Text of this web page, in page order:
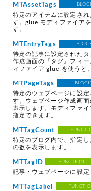
MTAssetTags
特定のアイテムに設定さ
す。glue モディファイア
す。
MTEntryTags
特定の記事に設定された
作成画面の『タグ』フィ
ィファイア glue を使うと
MTPageTags BLOCK
特定のウェブページに設
す。ウェブページ作成画
表示します。モディファ
指定できます。
MTTagCount
特定のブログ内で、指定
の数を表示します。
MTTagID FUNCTION
記事・ウェブページに設
MTTagLabel